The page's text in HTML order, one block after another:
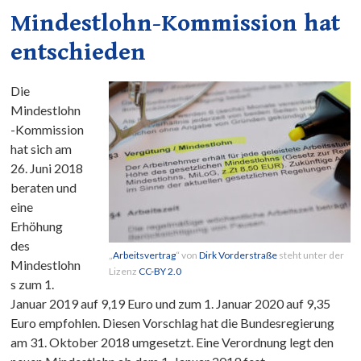
Mindestlohn-Kommission hat
entschieden
Arbeitsvertrag“ von Dirk Vorderstraßesteht unter der
Lizenz CC-BY 2.0
Die
Mindestlohn
-Kommission
hat sich am
26. Juni 2018
beraten und
eine
Erhöhung
des
Mindestlohn
s zum 1.
Januar 2019 auf 9,19 Euro und zum 1. Januar 2020 auf 9,35
Euro empfohlen. Diesen Vorschlag hat die Bundesregierung
am 31. Oktober 2018 umgesetzt. Eine Verordnung legt den